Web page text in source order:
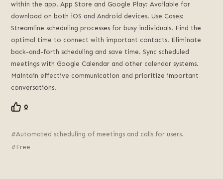
within the app. App Store and Google Play: Available for
download on both iOS and Android devices. Use Cases:
Streamline scheduling processes for busy individuals. Find the
optimal time to connect with important contacts. Eliminate
back-and-forth scheduling and save time. Sync scheduled
meetings with Google Calendar and other calendar systems.
Maintain effective communication and prioritize important
conversations.
0
Automated scheduling of meetings and calls for users.
Free